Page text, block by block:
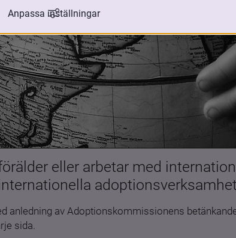
eller arbetar med
anledning av Adoptionskommissionens
sida.
Anpassa inställningar